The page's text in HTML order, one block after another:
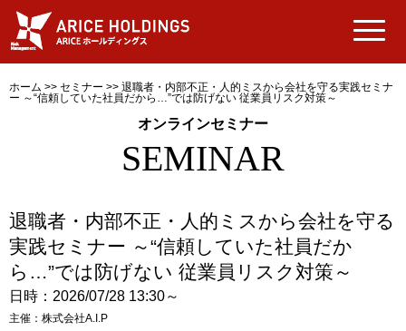
ホーム >> セミナー >> 退職者・内部不正・人的ミスから会社を守る実践セミナ
ー ～“信頼していた社員だから…”では防げない 従業員リスク対策～
オンラインセミナー
SEMINAR
退職者・内部不正・人的ミスから会社を守る
実践セミナー ～“信頼していた社員だか
ら…”では防げない 従業員リスク対策～
日時：2026/07/28 13:30～
主催：株式会社A.I.P